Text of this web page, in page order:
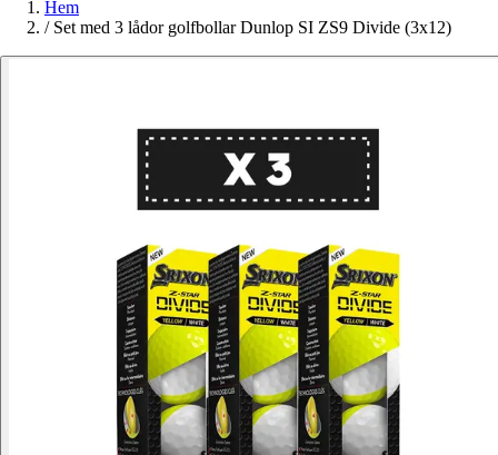
Hem
/ Set med 3 lådor golfbollar Dunlop SI ZS9 Divide (3x12)